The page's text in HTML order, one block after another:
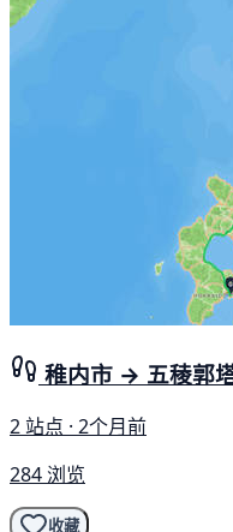
稚内市 → 五稜郭
2 站点 · 2个月前
284 浏览
收藏